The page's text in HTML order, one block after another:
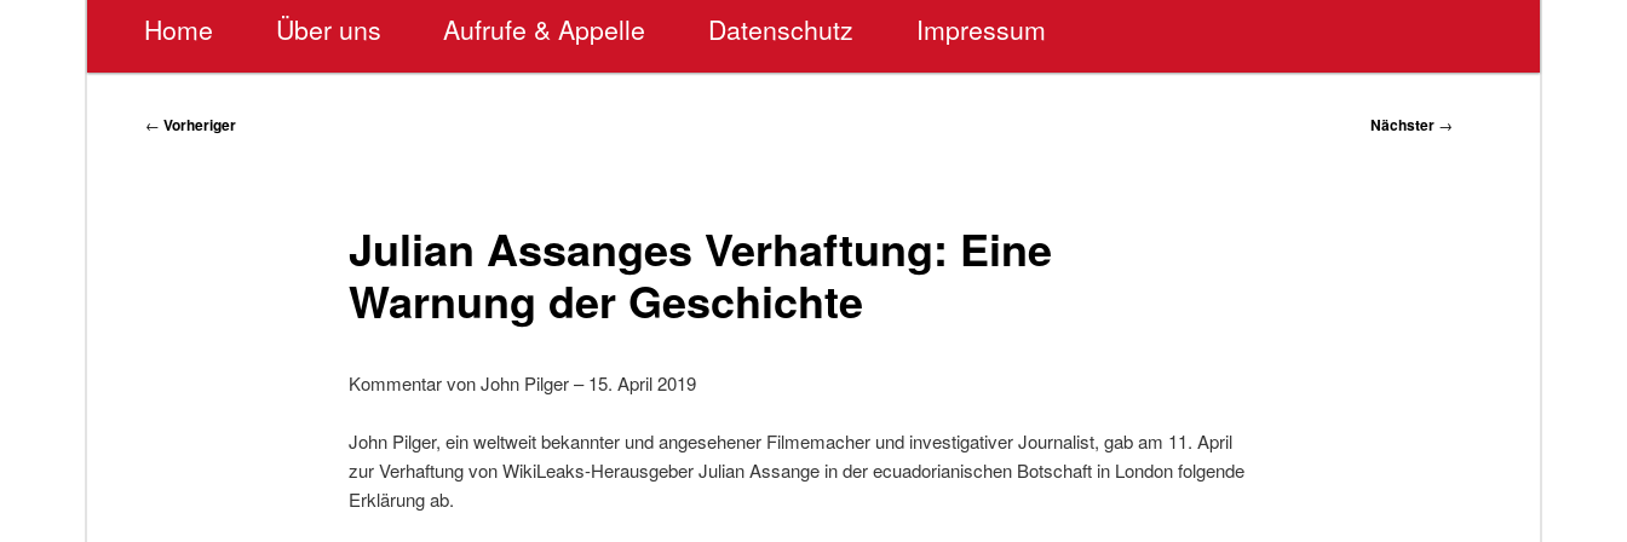
Home Über uns Aufrufe & Appelle Datenschutz Impressum
Beitragsnavigation
← Vorheriger Nächster →
Julian Assanges Verhaftung: Eine
Warnung der Geschichte
Kommentar von John Pilger – 15. April 2019
John Pilger, ein weltweit bekannter und angesehener Filmemacher und investigativer Journalist, gab am 11. April
zur Verhaftung von WikiLeaks-Herausgeber Julian Assange in der ecuadorianischen Botschaft in London folgende
Erklärung ab.